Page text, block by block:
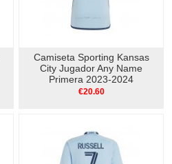
Camiseta Sporting Kansas
City Jugador Any Name
Primera 2023-2024
€20.60